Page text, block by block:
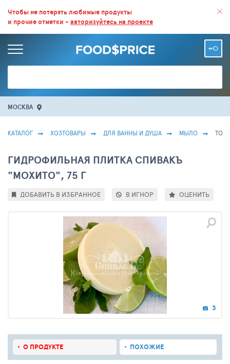
ВСЕ СКИДКИ И ВЫГОДНЫЕ ЦЕНЫ НА ПРОДУКТЫ В МАГАЗИНАХ.
БОЛЬШЕ 100 000 ТОВАРОВ. ЕЖЕДНЕВНОЕ ОБНОВЛЕНИЕ ЦЕН.
Чтобы не потерять любимые продукты
и прочие отметки - авторизуйтесь на проекте
МОСКВА
КАТАЛОГ ХОЗТОВАРЫ ДЛЯ ВАННЫ И ДУША МЫЛО
ГИДРОФИЛЬНАЯ ПЛИТКА СПИВАКЪ
"МОХИТО", 75 Г
3
ДОБАВИТЬ В ИЗБРАННОЕ В ИГНОР ОЦЕНИТЬ
О ПРОДУКТЕ ПОХОЖИЕ